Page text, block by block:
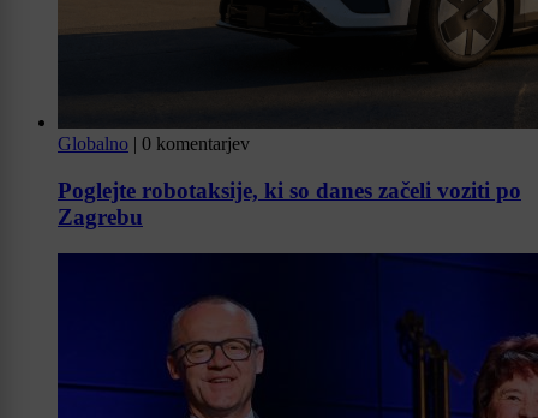
Globalno | 0 komentarjev
Poglejte robotaksije, ki so danes začeli voziti po
Zagrebu